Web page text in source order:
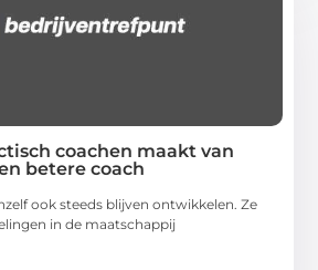
coachen maakt van
betere coach
ook steeds blijven ontwikkelen. Ze
in de maatschappij